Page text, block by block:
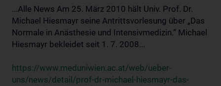
...Alle News Am 25. März 2010 hält Univ. Prof. Dr.
Michael Hiesmayr seine Antrittsvorlesung über „Das
Normale in Anästhesie und Intensivmedizin.“ Michael
Hiesmayr bekleidet seit 1. 7. 2008...
https://www.meduniwien.ac.at/web/ueber-
uns/news/detail/prof-dr-michael-hiesmayr-das-